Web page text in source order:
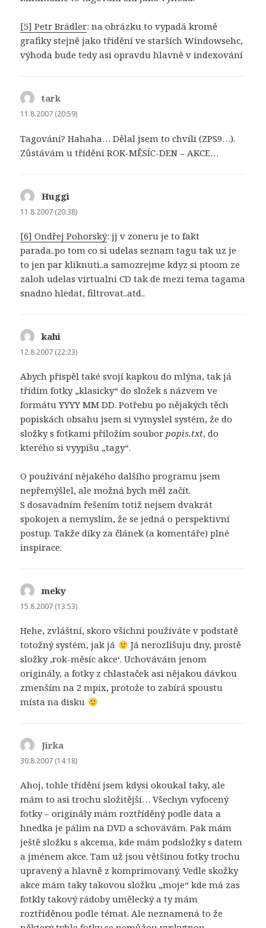
[5] Petr Brádler: na obrázku to vypadá kromě
grafiky stejně jako třídění ve starších Windowsehc,
výhoda bude tedy asi opravdu hlavně v indexování
tark
11.8.2007 (20:59)
Tagování? Hahaha… Dělal jsem to chvíli (ZPS9…).
Zůstávám u třídění ROK-MĚSÍC-DEN – AKCE…
Huggi
11.8.2007 (20:38)
[6] Ondřej Pohorský: jj v zoneru je to fakt
parada..po tom co si udelas seznam tagu tak uz je
to jen par kliknuti..a samozrejme kdyz si ptoom ze
zaloh udelas virtualni CD tak de mezi tema tagama
snadno hledat, filtrovat..atd..
kahi
12.8.2007 (22:23)
Abych přispěl také svojí kapkou do mlýna, tak já
třídím fotky „klasicky“ do složek s názvem ve
formátu YYYY MM DD. Potřebu po nějakých těch
popiskách obsahu jsem si vymyslel systém, že do
složky s fotkami přiložím soubor popis.txt, do
kterého si vyypíšu „tagy“.
O používání nějakého dalšího programu jsem
nepřemýšlel, ale možná bych měl začít.
S dosavadním řešením totiž nejsem dvakrát
spokojen a nemyslím, že se jedná o perspektivní
postup. Takže díky za článek (a komentáře) plné
inspirace.
meky
15.8.2007 (13:53)
Hehe, zvláštní, skoro všichni používáte v podstatě
totožný systém, jak já
Já nerozlišuju dny, prostě
složky ‚rok-měsíc akce‘. Uchovávám jenom
originály, a fotky z chlastaček asi nějakou dávkou
zmenším na 2 mpix, protože to zabírá spoustu
místa na disku
Jirka
30.8.2007 (14:18)
Ahoj, tohle třídění jsem kdysi okoukal taky, ale
mám to asi trochu složitější… Všechyn vyfocený
fotky – originály mám roztříděný podle data a
hnedka je pálim na DVD a schovávám. Pak mám
ještě složku s akcema, kde mám podsložky s datem
a jménem akce. Tam už jsou většinou fotky trochu
upravený a hlavně z komprimovaný. Vedle skožky
akce mám taky takovou složku „moje“ kde má zas
fotkly takový rádoby umělecký a ty mám
roztříděnou podle témat. Ale neznamená to že